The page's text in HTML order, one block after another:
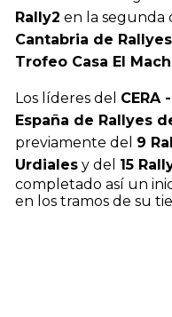
Rally2 en la segunda
Cantabria de Rallyes
Trofeo Casa El
Los líderes del CERA
España de Rallyes
previamente del 9
Urdiales y del 15
completado así un
en los tramos de su